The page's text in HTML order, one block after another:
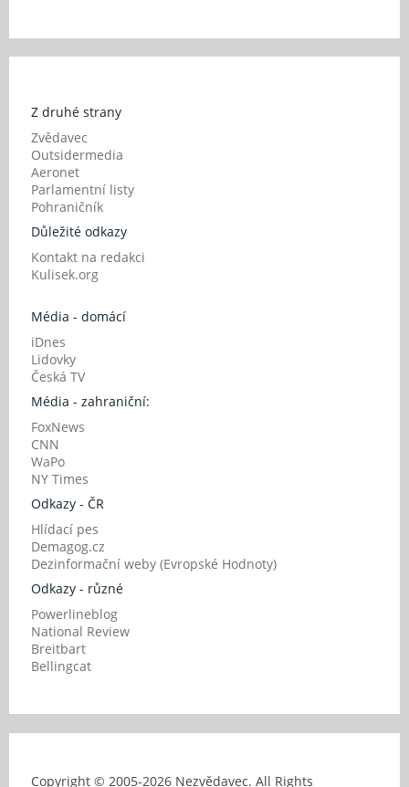
Z druhé strany
Zvědavec
Outsidermedia
Aeronet
Parlamentní listy
Pohraničník
Důležité odkazy
Kontakt na redakci
Kulisek.org
Média - domácí
iDnes
Lidovky
Česká TV
Média - zahraniční:
FoxNews
CNN
WaPo
NY Times
Odkazy - ČR
Hlídací pes
Demagog.cz
Dezinformační weby (Evropské Hodnoty)
Odkazy - různé
Powerlineblog
National Review
Breitbart
Bellingcat
Copyright © 2005-2026 Nezvědavec. All Rights